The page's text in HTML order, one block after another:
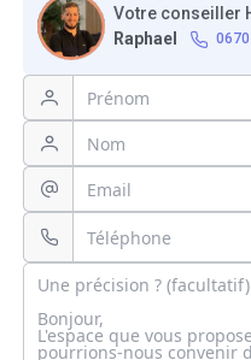
Votre conseiller
Raphael